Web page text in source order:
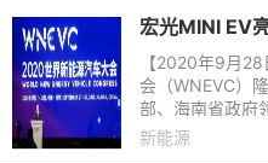
【2020年9月
会（WNEVC）
部、海南省政府
讨新能源汽车行
新能源